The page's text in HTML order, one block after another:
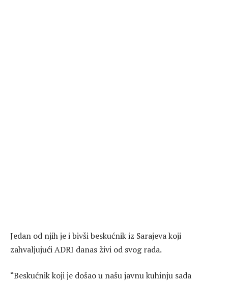
Jedan od njih je i bivši beskućnik iz Sarajeva koji
zahvaljujući ADRI danas živi od svog rada.
“Beskućnik koji je došao u našu javnu kuhinju sada